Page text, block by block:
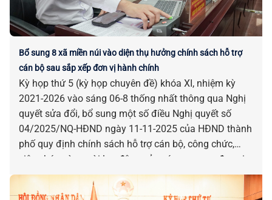
Bổ sung 8 xã miền núi vào diện thụ hưởng chính sách hỗ trợ
cán bộ sau sắp xếp đơn vị hành chính
Kỳ họp thứ 5 (kỳ họp chuyên đề) khóa XI, nhiệm kỳ
2021-2026 vào sáng 06-8 thống nhất thông qua Nghị
quyết sửa đổi, bổ sung một số điều Nghị quyết số
04/2025/NQ-HĐND ngày 11-11-2025 của HĐND thành
phố quy định chính sách hỗ trợ cán bộ, công chức,
viên chức và người lao động của các cơ quan, đơn vị
bị tác động, ảnh hưởng do sắp xếp đơn vị hành chính.